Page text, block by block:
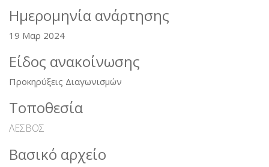
Ημερομηνία ανάρτησης
19 Μαρ 2024
Είδος ανακοίνωσης
Προκηρύξεις Διαγωνισμών
Τοποθεσία
ΛΕΣΒΟΣ
Βασικό αρχείο